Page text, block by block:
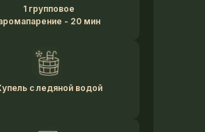
1 групповое
- 20 мин
с ледяной водой